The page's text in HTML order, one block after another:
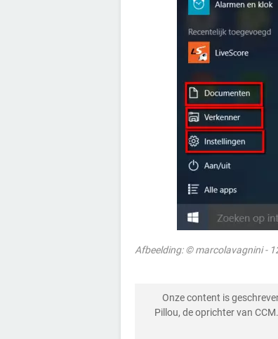
Afbeelding: © marcolavagnini -
Onze content is
Pillou, de oprichter van